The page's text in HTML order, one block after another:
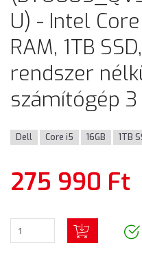
U) - Intel
RAM, 1TB
rendszer
számítógép
Dell Core i5 16GB 1TB
275 990 Ft